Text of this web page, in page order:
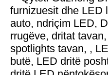
furnizuesit dhe LED
auto, ndriçim LED,
rrugëve, dritat
spotlights tavan, ,
butë, LED dritë